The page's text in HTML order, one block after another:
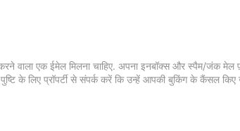
वाला एक ईमेल मिलना चाहिए. अपना इनबॉक्स और स्पैम/जंक मेल
के लिए प्रॉपर्टी से संपर्क करें कि उन्हें आपकी बुकिंग के कैंसल किए